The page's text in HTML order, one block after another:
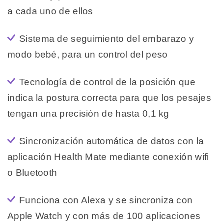
a cada uno de ellos
Sistema de seguimiento del embarazo y
modo bebé, para un control del peso
Tecnología de control de la posición que
indica la postura correcta para que los pesajes
tengan una precisión de hasta 0,1 kg
Sincronización automática de datos con la
aplicación Health Mate mediante conexión wifi
o Bluetooth
Funciona con Alexa y se sincroniza con
Apple Watch y con más de 100 aplicaciones